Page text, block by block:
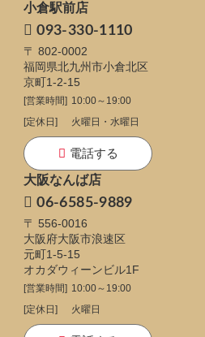
小倉駅前店
093-330-1110
〒 802-0002
福岡県北九州市小倉北区
京町1-2-15
[営業時間] 10:00～19:00
[定休日]
火曜日・水曜日
電話する
大阪なんば店
06-6585-9889
〒 556-0016
大阪府大阪市浪速区
元町1-5-15
オカダウィーンビル1F
[営業時間] 10:00～19:00
[定休日]
火曜日